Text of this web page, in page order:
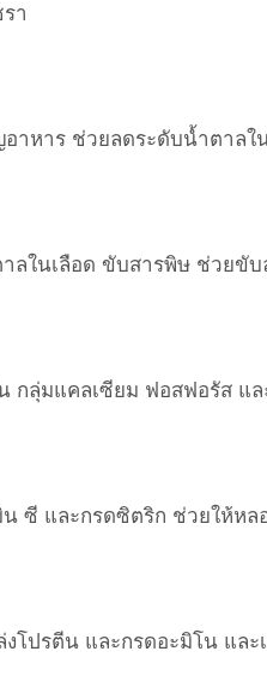
า
าหาร ช่วยลดระดับน้ำตาลใ
ลในเลือด ขับสารพิษ ช่วยขับ
ลุ่มแคลเซียม ฟอสฟอรัส แล
ซี และกรดซิตริก ช่วยให้หล
โปรตีน และกรดอะมิโน และ